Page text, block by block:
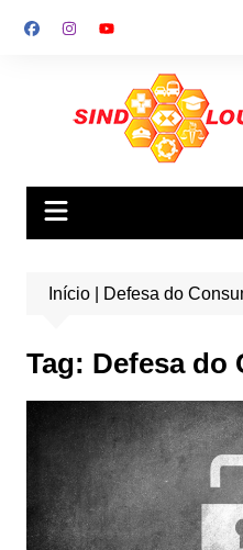
para
Início| Defesa do
Tag: Defesa do